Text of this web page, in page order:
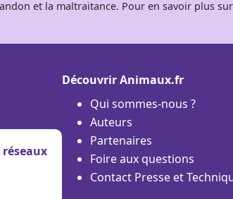
et la maltraitance. Pour en savoir plus
Découvrir Animaux.fr
Qui sommes-nous ?
Auteurs
Partenaires
Foire aux questions
Contact Presse et